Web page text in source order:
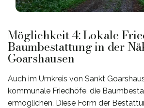
Möglichkeit 4: Lokale
Baumbestattung in der
Goarshausen
Auch im Umkreis von Sankt
kommunale Friedhöfe, die
ermöglichen. Diese Form der